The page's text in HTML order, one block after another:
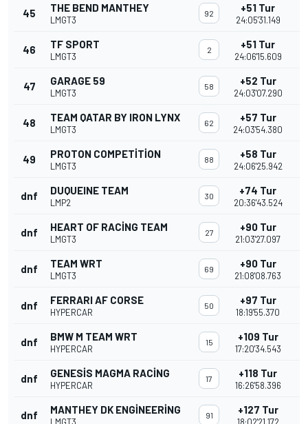
45 THE BEND MANTHEY
LMGT3
92 +51 Tur
24:05'31.149
46 TF SPORT
LMGT3
2 +51 Tur
24:06'15.609
47 GARAGE 59
LMGT3
58 +52 Tur
24:03'07.290
48 TEAM QATAR BY IRON LYNX
LMGT3
62 +57 Tur
24:03'54.380
49 PROTON COMPETITION
LMGT3
88 +58 Tur
24:06'25.942
dnf DUQUEINE TEAM
LMP2
30 +74 Tur
20:36'43.524
dnf HEART OF RACING TEAM
LMGT3
27 +90 Tur
21:03'27.097
dnf TEAM WRT
LMGT3
69 +90 Tur
21:08'08.763
dnf FERRARI AF CORSE
HYPERCAR
50 +97 Tur
18:19'55.370
dnf BMW M TEAM WRT
HYPERCAR
15 +109 Tur
17:20'34.543
dnf GENESIS MAGMA RACING
HYPERCAR
17 +118 Tur
16:26'58.396
dnf MANTHEY DK ENGINEERING
LMGT3
91 +127 Tur
18:02'21.172